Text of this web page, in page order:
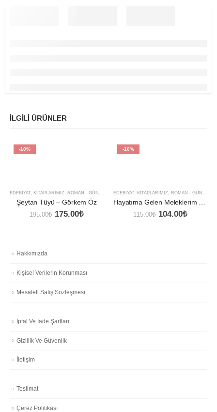
İLGILI ÜRÜNLER
-10%
EDEBIYAT KITAPLARIMIZ ROMAN - GÜNÜMÜZ
Şeytan Tüyü – Görkem Öz
195.00₺ Orijinal
175.00₺Şu
-10%
EDEBIYAT KITAPLARIMIZ ROMAN - GÜNÜMÜZ
115.00₺ Orijinal
104.00₺Şu
Hakkımızda
Kişisel Verilerin Korunması
Mesafeli Satış Sözleşmesi
İptal Ve İade Şartları
Gizlilik Ve Güvenlik
İletişim
Teslimat
Çerez Politikası